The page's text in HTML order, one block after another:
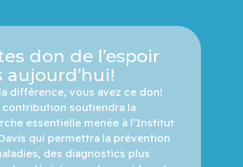
don de l’espoir
aujourd’hui!
différence, vous avez ce don!
soutiendra la
essentielle menée à l’Institut
qui permettra la prévention
des diagnostics plus